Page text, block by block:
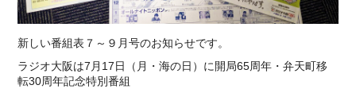
新しい番組表７～９月号のお知らせです。
ラジオ大阪は7月17日（月・海の日）に開局65周年・弁天町移
転30周年記念特別番組